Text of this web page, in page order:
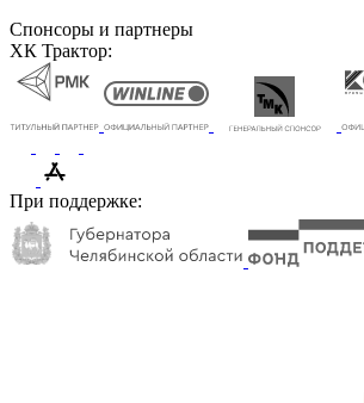
Спонсоры и партнеры
ХК Трактор:
При поддержке: